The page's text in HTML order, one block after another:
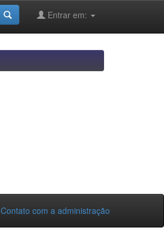
Entrar em:
Contato com a administração